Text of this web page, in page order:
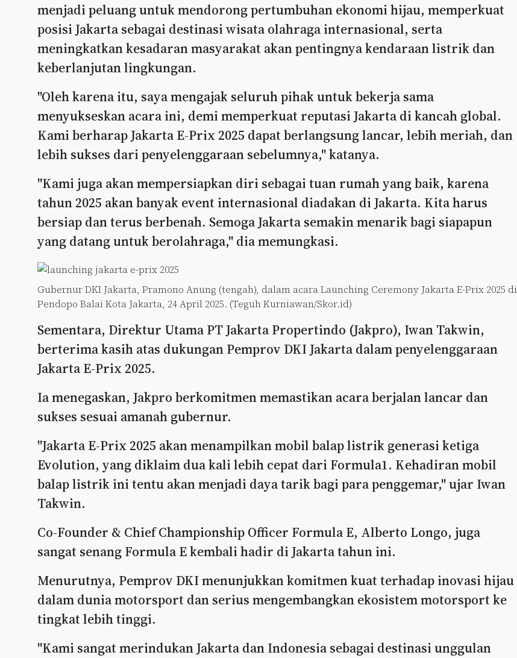
menjadi peluang untuk mendorong pertumbuhan ekonomi hijau, memperkuat
posisi Jakarta sebagai destinasi wisata olahraga internasional, serta
meningkatkan kesadaran masyarakat akan pentingnya kendaraan listrik dan
keberlanjutan lingkungan.
"Oleh karena itu, saya mengajak seluruh pihak untuk bekerja sama
menyukseskan acara ini, demi memperkuat reputasi Jakarta di kancah global.
Kami berharap Jakarta E-Prix 2025 dapat berlangsung lancar, lebih meriah, dan
lebih sukses dari penyelenggaraan sebelumnya," katanya.
"Kami juga akan mempersiapkan diri sebagai tuan rumah yang baik, karena
tahun 2025 akan banyak event internasional diadakan di Jakarta. Kita harus
bersiap dan terus berbenah. Semoga Jakarta semakin menarik bagi siapapun
yang datang untuk berolahraga," dia memungkasi.
Gubernur DKI Jakarta, Pramono Anung (tengah), dalam acara Launching Ceremony Jakarta E-Prix 2025 di
Pendopo Balai Kota Jakarta, 24 April 2025. (Teguh Kurniawan/Skor.id)
Sementara, Direktur Utama PT Jakarta Propertindo (Jakpro), Iwan Takwin,
berterima kasih atas dukungan Pemprov DKI Jakarta dalam penyelenggaraan
Jakarta E-Prix 2025.
Ia menegaskan, Jakpro berkomitmen memastikan acara berjalan lancar dan
sukses sesuai amanah gubernur.
"Jakarta E-Prix 2025 akan menampilkan mobil balap listrik generasi ketiga
Evolution, yang diklaim dua kali lebih cepat dari Formula1. Kehadiran mobil
balap listrik ini tentu akan menjadi daya tarik bagi para penggemar," ujar Iwan
Takwin.
Co-Founder & Chief Championship Officer Formula E, Alberto Longo, juga
sangat senang Formula E kembali hadir di Jakarta tahun ini.
Menurutnya, Pemprov DKI menunjukkan komitmen kuat terhadap inovasi hijau
dalam dunia motorsport dan serius mengembangkan ekosistem motorsport ke
tingkat lebih tinggi.
"Kami sangat merindukan Jakarta dan Indonesia sebagai destinasi unggulan